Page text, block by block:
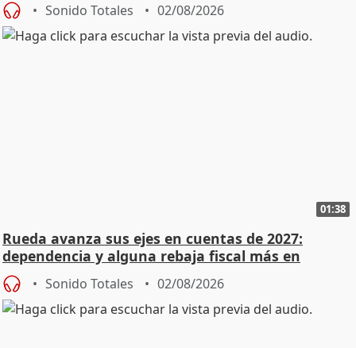
Sonido Totales 02/08/2026
01:38
Rueda avanza sus ejes en cuentas de 2027:
dependencia y alguna rebaja fiscal más en
vivienda
Sonido Totales 02/08/2026